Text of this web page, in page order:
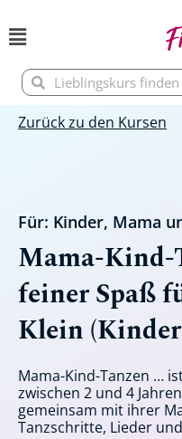
Inhalt
SucheSuche
Zurück zu den Kursen
Für: Kinder, Mama
Mama-Kind-
feiner Spaß
Klein
Mama-Kind-Tanzen …
zwischen 2 und 4
gemeinsam mit ihrer
Tanzschritte, Lieder